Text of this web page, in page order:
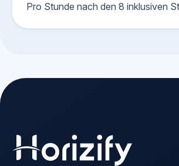
Pro Stunde nach den 8 inklusiven